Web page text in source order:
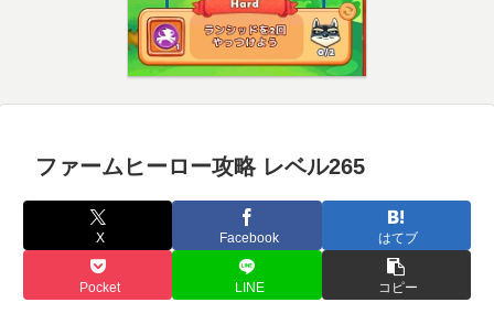
ファームヒーロー攻略 レベル265
X Facebook はてブ
Pocket LINE コピー